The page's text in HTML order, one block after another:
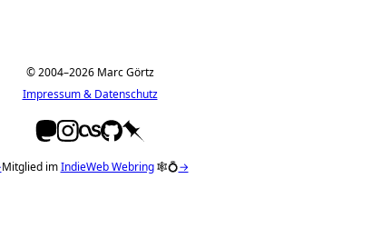
© 2004–2026 Marc Görtz
Impressum & Datenschutz
Mitglied imIndieWeb Webring🕸💍→